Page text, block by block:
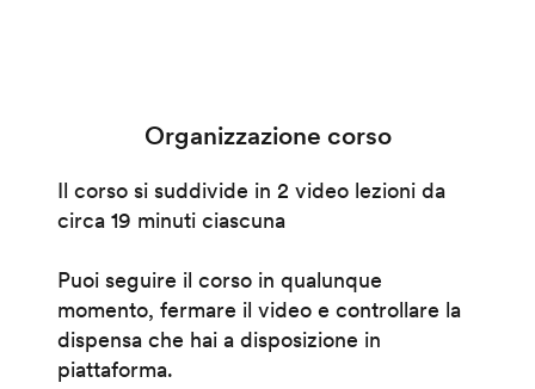
Organizzazione corso
Il corso si suddivide in 2 video lezioni da
circa 19 minuti ciascuna
Puoi seguire il corso in qualunque
momento, fermare il video e controllare la
dispensa che hai a disposizione in
piattaforma.